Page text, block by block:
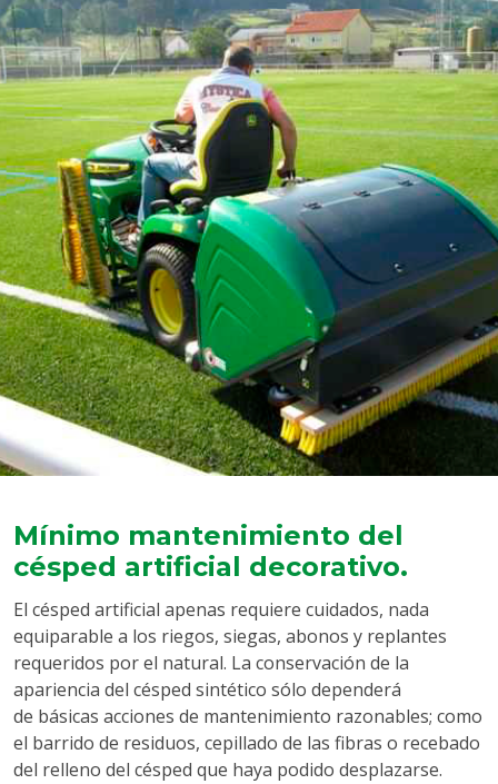
Mínimo mantenimiento del
césped artificial decorativo.
El césped artificial apenas requiere cuidados, nada
equiparable a los riegos, siegas, abonos y replantes
requeridos por el natural. La conservación de la
apariencia del césped sintético sólo dependerá
de básicas acciones de mantenimiento razonables; como
el barrido de residuos, cepillado de las fibras o recebado
del relleno del césped que haya podido desplazarse.